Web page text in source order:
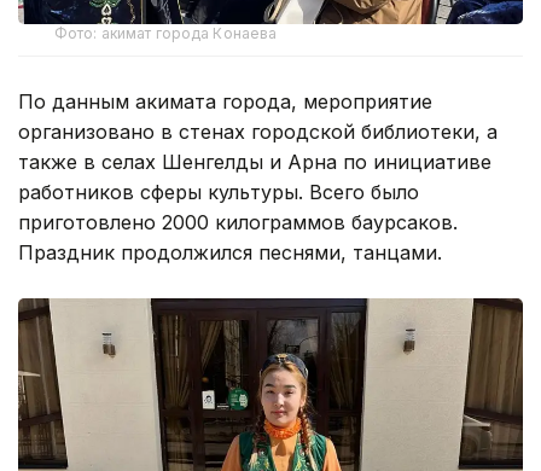
Фото: акимат города Конаева
По данным акимата города, мероприятие
организовано в стенах городской библиотеки, а
также в селах Шенгелды и Арна по инициативе
работников сферы культуры. Всего было
приготовлено 2000 килограммов баурсаков.
Праздник продолжился песнями, танцами.